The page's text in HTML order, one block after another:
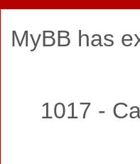
MyBB has
1017 -